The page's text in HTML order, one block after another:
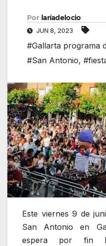
Por laríadelocio
JUN 8, 2023
#Gallarta programa
#San Antonio,
Este viernes 9 de
San Antonio en
espera por fin